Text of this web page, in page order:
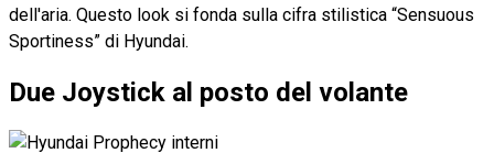
dell'aria. Questo look si fonda sulla cifra stilistica “Sensuous
Sportiness” di Hyundai.
Due Joystick al posto del volante